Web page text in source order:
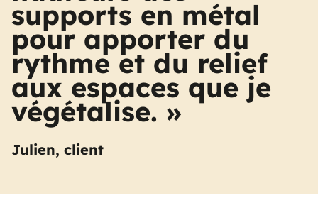
supports en métal
pour apporter du
rythme et du relief
aux espaces que je
végétalise. »
Julien, client